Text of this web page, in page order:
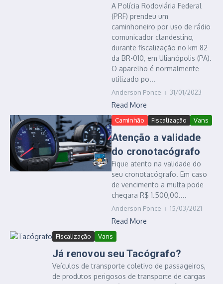
A Polícia Rodoviária Federal
(PRF) prendeu um
caminhoneiro por uso de rádio
comunicador clandestino,
durante fiscalização no km 82
da BR-010, em Ulianópolis (PA).
O aparelho é normalmente
utilizado po...
Anderson Ponce 31/01/2023
Read More
Caminhão Fiscalização Vans
Atenção a validade
do cronotacógrafo
Fique atento na validade do
seu cronotacógrafo. Em caso
de vencimento a multa pode
chegara R$ 1.500,00....
Anderson Ponce 15/03/2021
Read More
Fiscalização Vans
Já renovou seu Tacógrafo?
Veículos de transporte coletivo de passageiros,
de produtos perigosos de transporte de cargas